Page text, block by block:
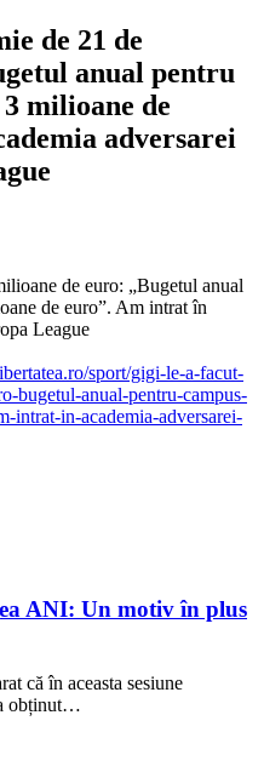
de 21 de
anual pentru
3 milioane de
adversarei
de euro: „Bugetul anual
de euro”. Am intrat în
League
sport/gigi-le-a-facut-
bugetul-anual-pentru-campus-
intrat-in-academia-adversarei-
ANI: Un motiv în plus
că în aceasta sesiune
obținut…